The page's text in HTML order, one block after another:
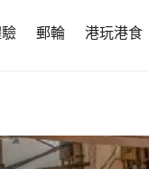
郵輪 港玩港食